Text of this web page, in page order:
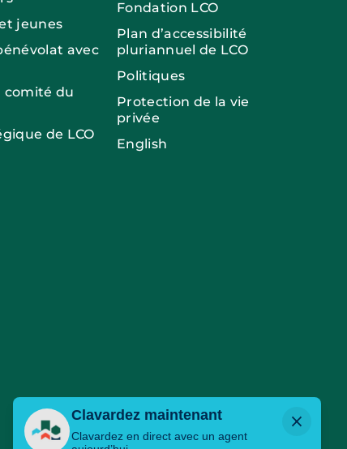
jeunes
avec
comité du
de LCO
Fondation LCO
Plan d’accessibilité
pluriannuel de LCO
Politiques
Protection de la vie
privée
English